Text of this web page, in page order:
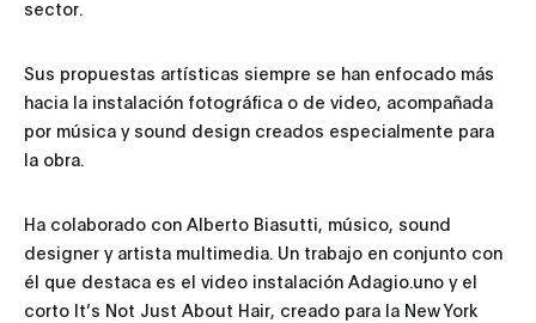
sector.
Sus propuestas artísticas siempre se han enfocado más
hacia la instalación fotográfica o de video, acompañada
por música y sound design creados especialmente para
la obra.
Ha colaborado con Alberto Biasutti, músico, sound
designer y artista multimedia. Un trabajo en conjunto con
él que destaca es el video instalación Adagio.uno y el
corto It’s Not Just About Hair, creado para la New York